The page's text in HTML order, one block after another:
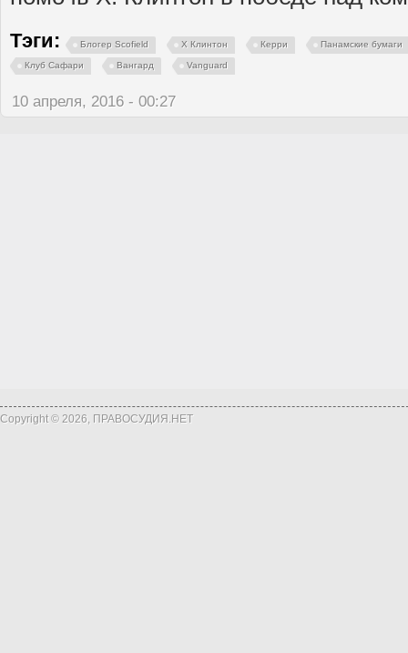
Тэги: Блогер Scofield Х Клинтон Керри Панамские бумаги
Клуб Сафари Вангард Vanguard
10 апреля, 2016 - 00:27
Copyright © 2026, ПРАВОСУДИЯ.НЕТ